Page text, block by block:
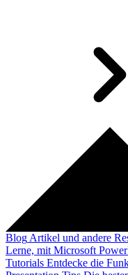
Blog Artikel und andere
Lerne, mit Microsoft
Tutorials Entdecke die